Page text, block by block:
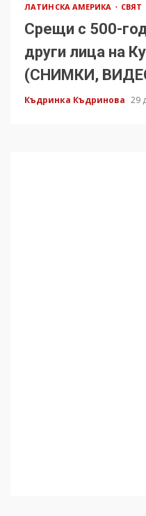
ЛАТИНСКА АМЕРИКА СВЯТ
Срещи с 500-
други лица на
(СНИМКИ,
Къдринка Къдринова 29